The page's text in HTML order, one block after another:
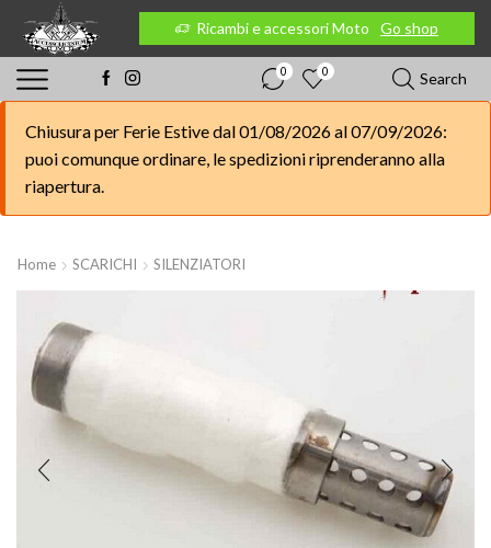
Go shop Ricambi e accessori Moto Go shop
0 0 Search
Chiusura per Ferie Estive dal 01/08/2026 al 07/09/2026:
puoi comunque ordinare, le spedizioni riprenderanno alla
riapertura.
Home SCARICHI SILENZIATORI